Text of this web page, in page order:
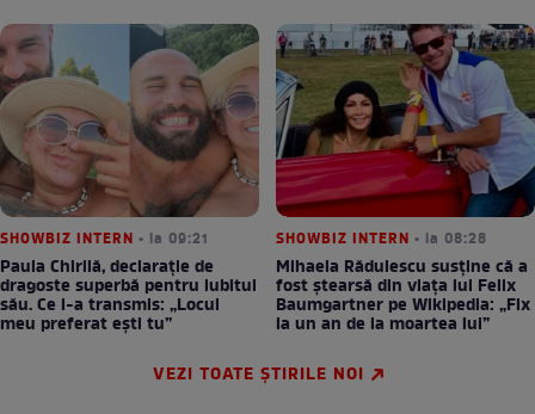
SHOWBIZ INTERN • la 09:21
Paula Chirilă, declarație de
dragoste superbă pentru iubitul
său. Ce i-a transmis: „Locul
meu preferat ești tu”
SHOWBIZ INTERN • la 08:28
Mihaela Rădulescu susține că a
fost ștearsă din viața lui Felix
Baumgartner pe Wikipedia: „Fix
la un an de la moartea lui”
VEZI TOATE ȘTIRILE NOI